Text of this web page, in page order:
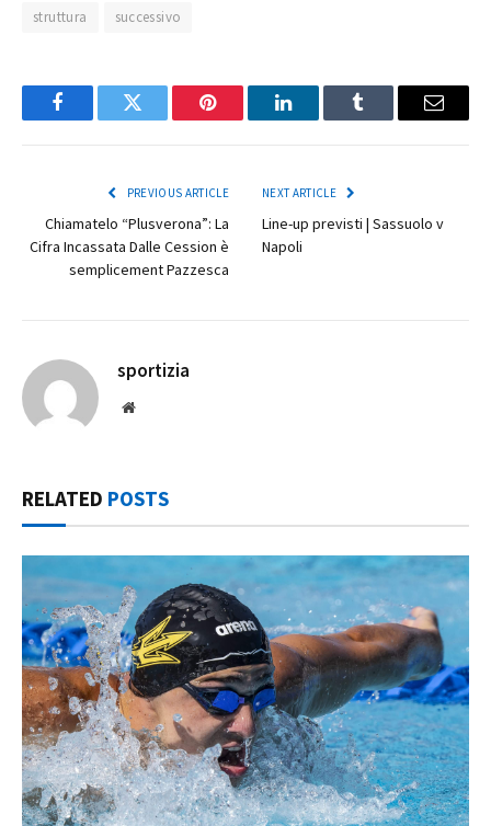
struttura
successivo
FacebookTwitter Pinterest LinkedInTumblr Email
PREVIOUS ARTICLE
Chiamatelo “Plusverona”: La
Cifra Incassata Dalle Cession è
semplicement Pazzesca
NEXT ARTICLE
Line-up previsti | Sassuolo v
Napoli
sportizia
Website
RELATED POSTS